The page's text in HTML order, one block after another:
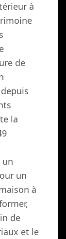
à
de
la
un
un
à
de
et le